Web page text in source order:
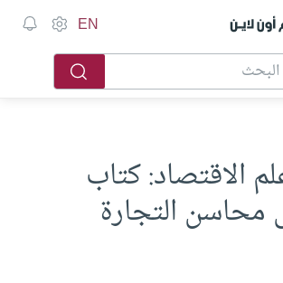
أون لاين EN
الاقتصاد: كتاب
محاسن التجارة